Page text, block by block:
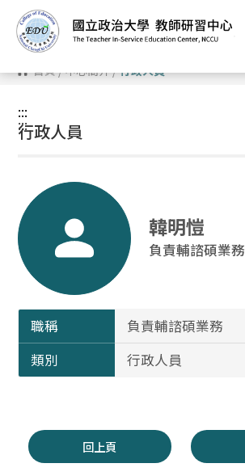
到
主
要
容 首頁/中心簡介/行政人員
:::
:::
行政人員
韓明愷
負責輔諮碩業務
職稱
負責輔諮碩業務
類別
行政人員
回上頁